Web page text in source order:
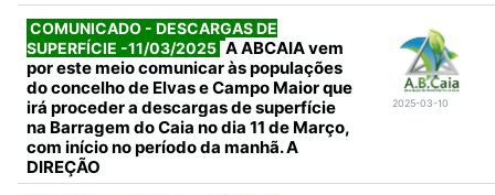
COMUNICADO - DESCARGAS DE
SUPERFÍCIE -11/03/2025 A ABCAIA vem
por este meio comunicar às populações
do concelho de Elvas e Campo Maior que
irá proceder a descargas de superfície
na Barragem do Caia no dia 11 de Março,
com início no período da manhã. A
DIREÇÃO
2025-03-10